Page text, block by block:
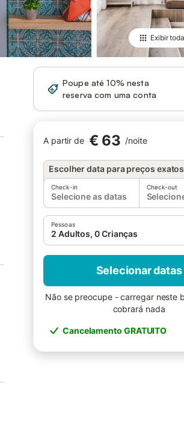
Exibir
Poupe até 10% nesta
reserva com uma conta
A partir de € 63 /noite
Escolher data para preços exatos
Check-in
Selecione as datas
Check-out
Pessoas
2 Adultos, 0 Crianças
Selecionar datas
Não se preocupe - carregar neste
cobrará nada
Cancelamento GRATUITO